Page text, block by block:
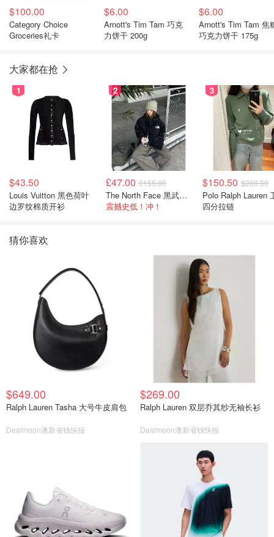
$100.00
Category Choice
Groceries礼卡
$6.00
Arnott's Tim Tam 巧克
力饼干 200g
$6.00
Arnott's Tim Tam 焦
巧克力饼干 175g
大家都在抢
1
$43.50
Louis Vuitton 黑色荷叶
边罗纹棉质开衫
2
£47.00 £155.00
The North Face 黑武士冲锋衣
震撼史低！冲！
3
$150.50 $269.00
Polo Ralph Lauren 卫衣
四分拉链
猜你喜欢
$649.00
Ralph Lauren Tasha 大号牛皮肩包
Dealmoon澳新省钱快报
$269.00
Ralph Lauren 双层乔其纱无袖长衫
Dealmoon澳新省钱快报